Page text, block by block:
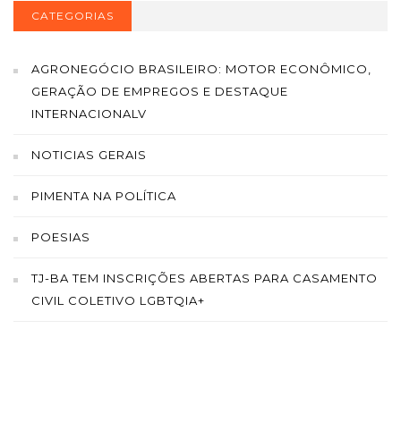
CATEGORIAS
AGRONEGÓCIO BRASILEIRO: MOTOR ECONÔMICO,
GERAÇÃO DE EMPREGOS E DESTAQUE
INTERNACIONALV
NOTICIAS GERAIS
PIMENTA NA POLÍTICA
POESIAS
TJ-BA TEM INSCRIÇÕES ABERTAS PARA CASAMENTO
CIVIL COLETIVO LGBTQIA+